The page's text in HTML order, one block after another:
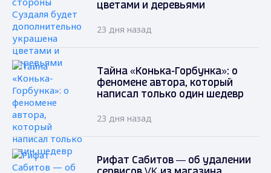
цветами и деревьями
23 дня назад
Тайна «Конька-Горбунка»: о
феномене автора, который
написал только один шедевр
23 дня назад
Рифат Сабитов — об удалении